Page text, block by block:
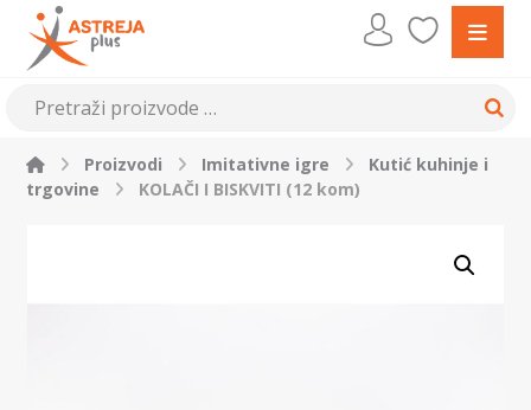
Proizvodi Imitativne igre
Kutić kuhinje i
trgovine
KOLAČI I BISKVITI (12 kom)